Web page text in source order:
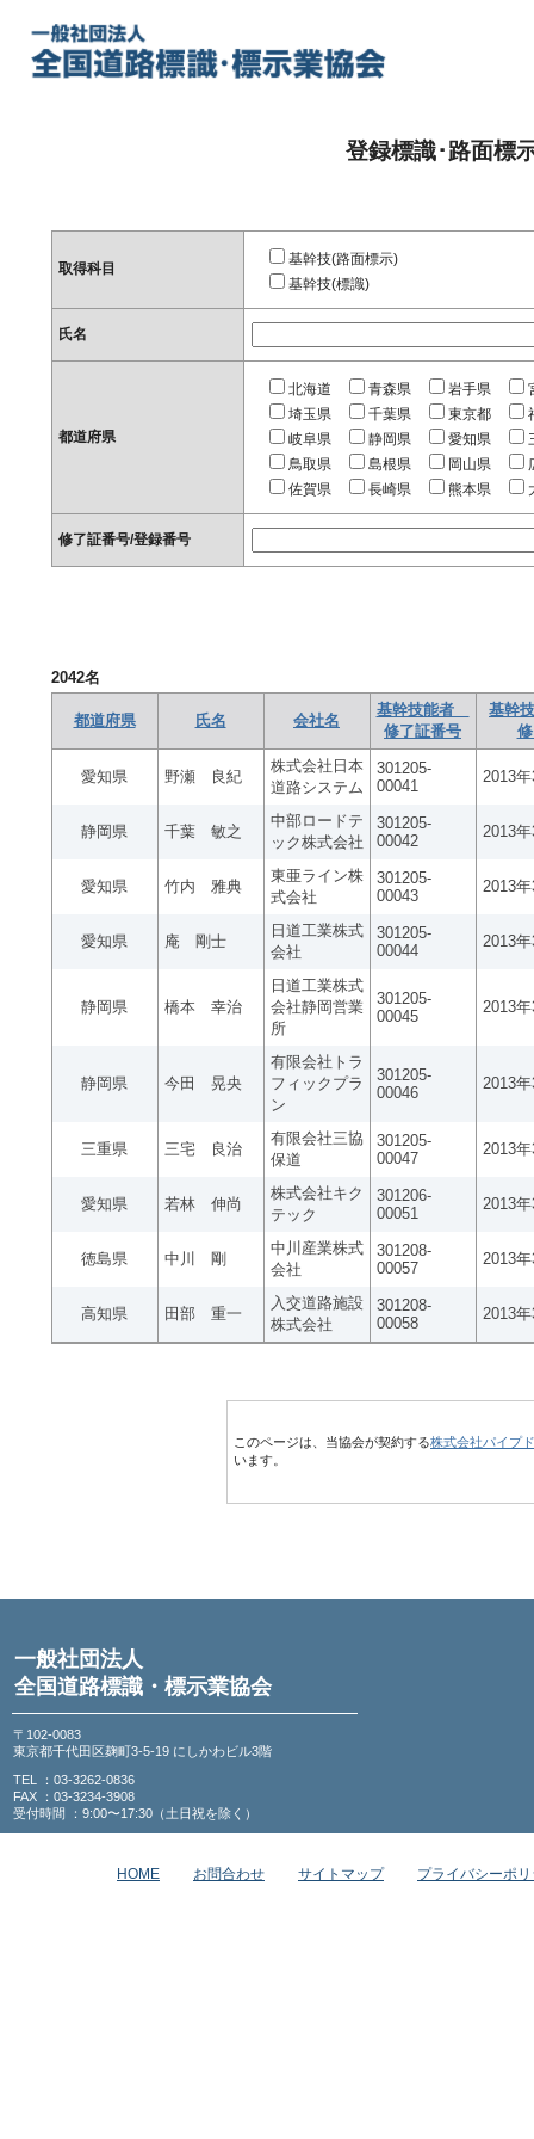
登録標識･路面標
取得科目
基幹技(路面標示)
基幹技(標識)
氏名
都道府県
北海道 青森県 岩手県
埼玉県
千葉県 東京都
岐阜県
静岡県 愛知県
鳥取県
島根県 岡山県
佐賀県
長崎県 熊本県
修了証番号/登録番号
2042名
都道府県 氏名 会社名
基幹技能者
修了証番号
基幹
愛知県 野瀬 良紀
株式会社日本
道路システム
301205-
00041
2013
静岡県 千葉 敏之
中部ロードテ
ック株式会社
301205-
00042
2013
愛知県 竹内 雅典
東亜ライン株
式会社
301205-
00043
2013
愛知県 庵 剛士
日道工業株式
会社
301205-
00044
2013
静岡県 橋本 幸治
日道工業株式
会社静岡営業
所
301205-
00045
2013
静岡県 今田 晃央
有限会社トラ
フィックプラ
ン
301205-
00046
2013
三重県 三宅 良治
有限会社三協
保道
301205-
00047
2013
愛知県 若林 伸尚
株式会社キク
テック
301206-
00051
2013
徳島県 中川 剛
中川産業株式
会社
301208-
00057
2013
高知県 田部 重一
入交道路施設
株式会社
301208-
00058
2013
このページは、当協会が契約する株式会社パイプ
います。
一般社団法人
全国道路標識・標示業協会
〒102-0083
東京都千代田区麹町3-5-19 にしかわビル3階
TEL ：03-3262-0836
FAX ：03-3234-3908
受付時間 ：9:00〜17:30（土日祝を除く）
HOME お問合わせ サイトマップ プライバシーポ